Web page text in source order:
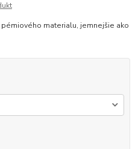
materialu, jemnejšie ako